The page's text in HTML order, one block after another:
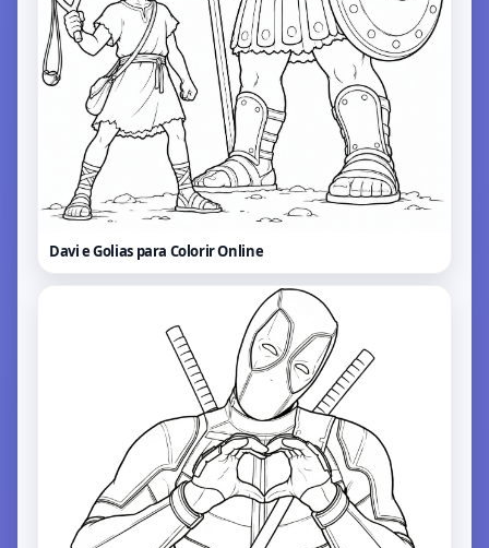
Davi e Golias para ColorirOnline